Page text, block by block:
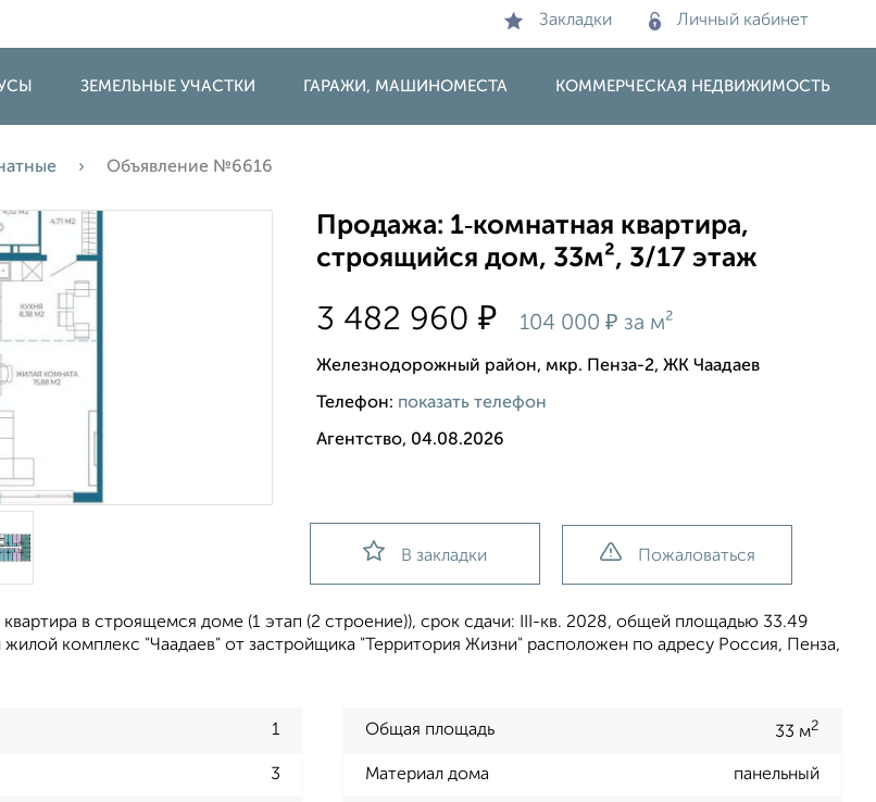
Закладки Личный кабинет
ЗЕМЕЛЬНЫЕ УЧАСТКИ ГАРАЖИ, МАШИНОМЕСТА КОММЕРЧЕСКАЯ НЕДВИЖИМОСТЬ
Объявление №6616
Продажа: 1‑комнатная квартира,
строящийся дом, 33м², 3/17 этаж
3 482 960₽ 104 000₽ за м²
Железнодорожный район, мкр. Пенза-2, ЖК Чаадаев
Телефон: показать телефон
Агентство, 04.08.2026
В закладки Пожаловаться
квартира в строящемся доме (1 этап (2 строение)), срок сдачи: III-кв. 2028, общей площадью 33.49
комплекс "Чаадаев" от застройщика "Территория Жизни" расположен по адресу Россия, Пенза,
1 Общая площадь 33 м2
3 Материал дома панельный